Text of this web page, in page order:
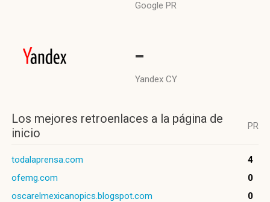
Google PR
-
Yandex CY
Los mejores retroenlaces a la página de
inicio
PR
todalaprensa.com
4
ofemg.com
0
oscarelmexicanopics.blogspot.com
0